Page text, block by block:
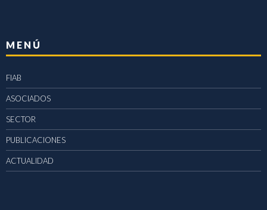
MENÚ
FIAB
ASOCIADOS
SECTOR
PUBLICACIONES
ACTUALIDAD